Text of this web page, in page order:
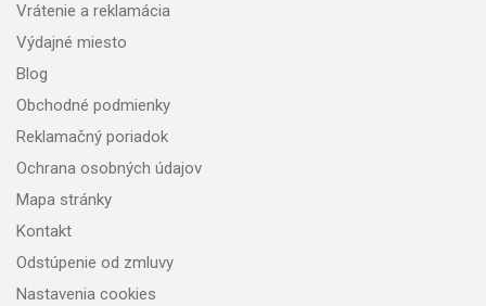
Vrátenie a reklamácia
Výdajné miesto
Blog
Obchodné podmienky
Reklamačný poriadok
Ochrana osobných údajov
Mapa stránky
Kontakt
Odstúpenie od zmluvy
Nastavenia cookies